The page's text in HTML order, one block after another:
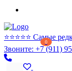
⭐️⭐️⭐️⭐️⭐️ Самые
Звоните: +7 (911)
0